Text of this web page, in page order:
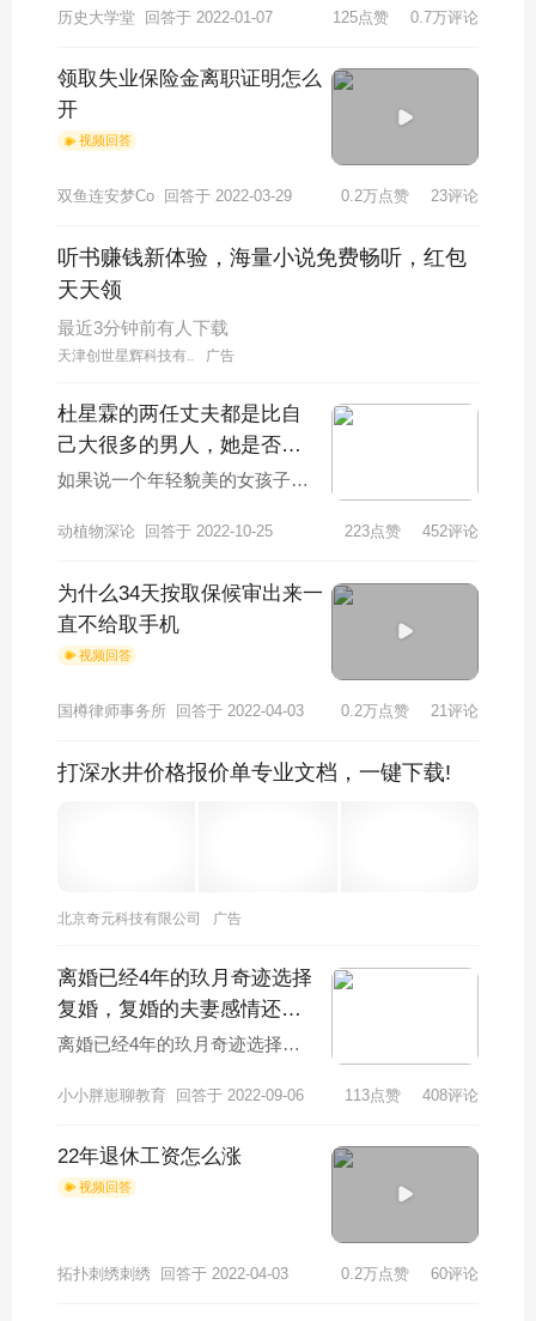
都”的旅游城市。从公元794年桓
历史大学堂 回答于 2022-01-07 125点赞 0.7万评论
领取失业保险金离职证明怎么
开
视频回答
双鱼连安梦Co 回答于 2022-03-29 0.2万点赞 23评论
听书赚钱新体验，海量小说免费畅听，红包
天天领
最近3分钟前有人下载
天津创世星辉科技有.. 广告
杜星霖的两任丈夫都是比自
己大很多的男人，她是否
有“恋父情节”？
如果说一个年轻貌美的女孩子嫁
的人，我们都会怀疑他到底看上
动植物深论 回答于 2022-10-25 223点赞 452评论
为什么34天按取保候审出来一
直不给取手机
视频回答
国樽律师事务所 回答于 2022-04-03 0.2万点赞 21评论
打深水井价格报价单专业文档，一键下载!
北京奇元科技有限公司 广告
离婚已经4年的玖月奇迹选择
复婚，复婚的夫妻感情还能
恢复到以前吗？
离婚已经4年的玖月奇迹选择复
情。现代社会的离婚率相比之前
小小胖崽聊教育 回答于 2022-09-06 113点赞 408评论
22年退休工资怎么涨
视频回答
拓扑刺绣刺绣 回答于 2022-04-03 0.2万点赞 60评论